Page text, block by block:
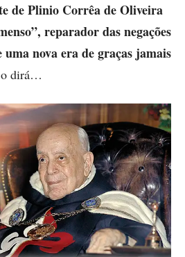
de Plinio Corrêa de Oliveira
reparador das negações
uma nova era de graças jamais
dirá…